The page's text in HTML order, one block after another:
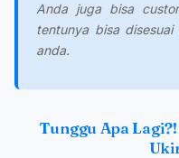
Anda juga bisa
tentunya bisa
anda.
Tunggu Apa